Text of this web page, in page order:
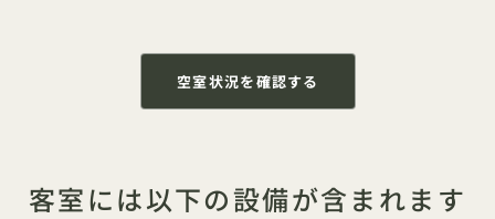
空室状況を確認する
客室には以下の設備が含まれます